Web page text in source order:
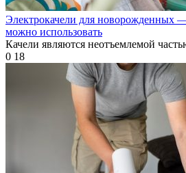
Электрокачели для новорожденных —
можно использовать
Качели являются неотъемлемой
0 18